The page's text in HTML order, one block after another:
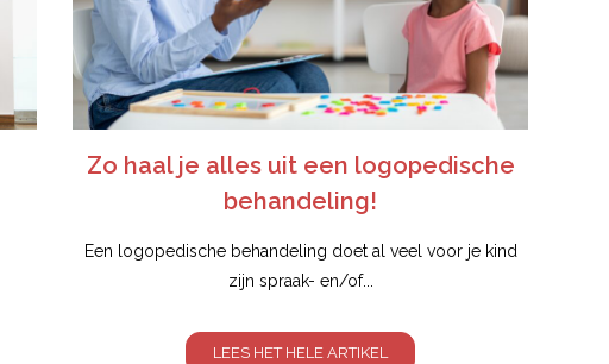
Zo haal je alles uit een logopedische
behandeling!
Een logopedische behandeling doet al veel voor je kind
zijn spraak- en/of...
LEES HET HELE ARTIKEL